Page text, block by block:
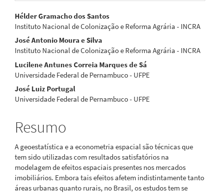
Conteúdo
do
artigo
principal
Hélder Gramacho dos Santos
Instituto Nacional de Colonização e Reforma Agrária - INCRA
José Antonio Moura e Silva
Instituto Nacional de Colonização e Reforma Agrária - INCRA
Lucilene Antunes Correia Marques de Sá
Universidade Federal de Pernambuco - UFPE
José Luiz Portugal
Universidade Federal de Pernambuco - UFPE
Resumo
A geoestatística e a econometria espacial são técnicas que
tem sido utilizadas com resultados satisfatórios na
modelagem de efeitos espaciais presentes nos mercados
imobiliários. Embora tais efeitos afetem indistintamente tanto
áreas urbanas quanto rurais, no Brasil, os estudos tem se